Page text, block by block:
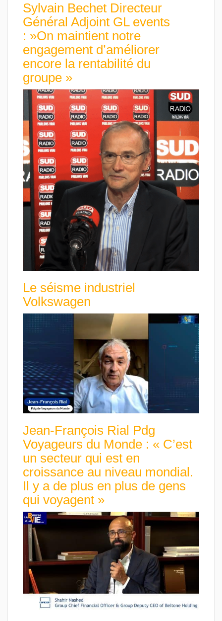
Sylvain Bechet Directeur
Général Adjoint GL events
: »On maintient notre
engagement d’améliorer
encore la rentabilité du
groupe »
Le séisme industriel
Volkswagen
Jean-François Rial Pdg
Voyageurs du Monde : « C’est
un secteur qui est en
croissance au niveau mondial.
Il y a de plus en plus de gens
qui voyagent »